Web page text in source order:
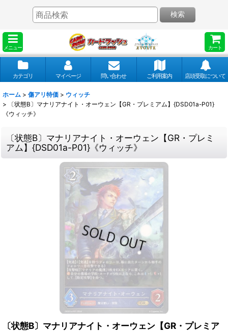
メニュー カート
検索
カテゴリ マイページ 問い合わせ ご利用案内 店頭受取について
ホーム > 傷アリ特価 > ウィッチ
>
〔状態B〕マナリアナイト・オーウェン【GR・プレミアム】{DSD01a-P01}
《ウィッチ》
〔状態B〕マナリアナイト・オーウェン【GR・プレミ
アム】{DSD01a-P01}《ウィッチ》
〔状態B〕マナリアナイト・オーウェン【GR・プレミア